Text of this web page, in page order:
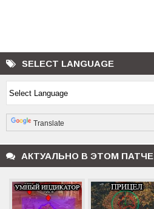
SELECT LANGUAGE
Translate
АКТУАЛЬНО В ЭТОМ ПАТЧЕ